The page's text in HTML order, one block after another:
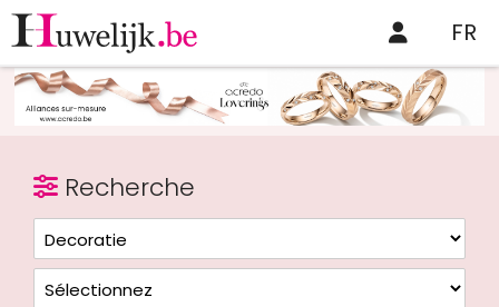
FR
Recherche